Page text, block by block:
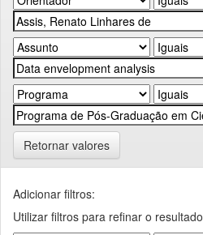
Retornar valores
Adicionar filtros:
Utilizar filtros para refinar o